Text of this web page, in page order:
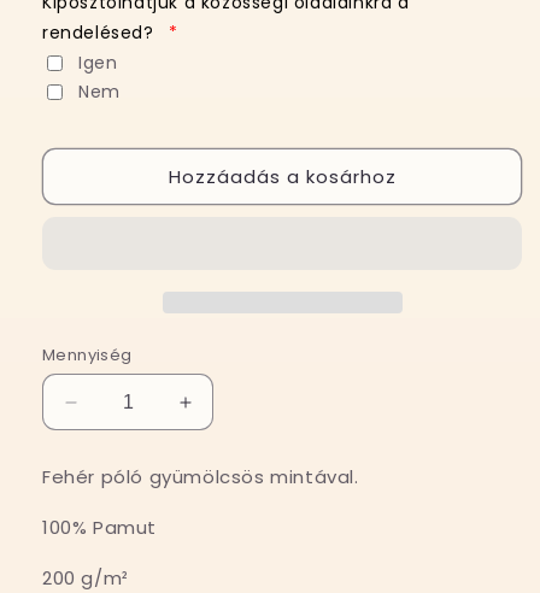
rendelésed?
*
Igen
Nem
Hozzáadás a kosárhoz
Mennyiség
póló
THE
mennyiségének
csökkentése
KIWI
póló
THE
Fehér póló gyümölcsös mintával.
100% Pamut
200 g/m²